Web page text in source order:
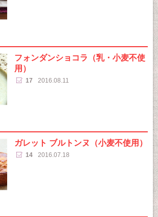
フォンダンショコラ（乳・小麦不使
用）
17 2016.08.11
ガレット ブルトンヌ（小麦不使用）
14 2016.07.18